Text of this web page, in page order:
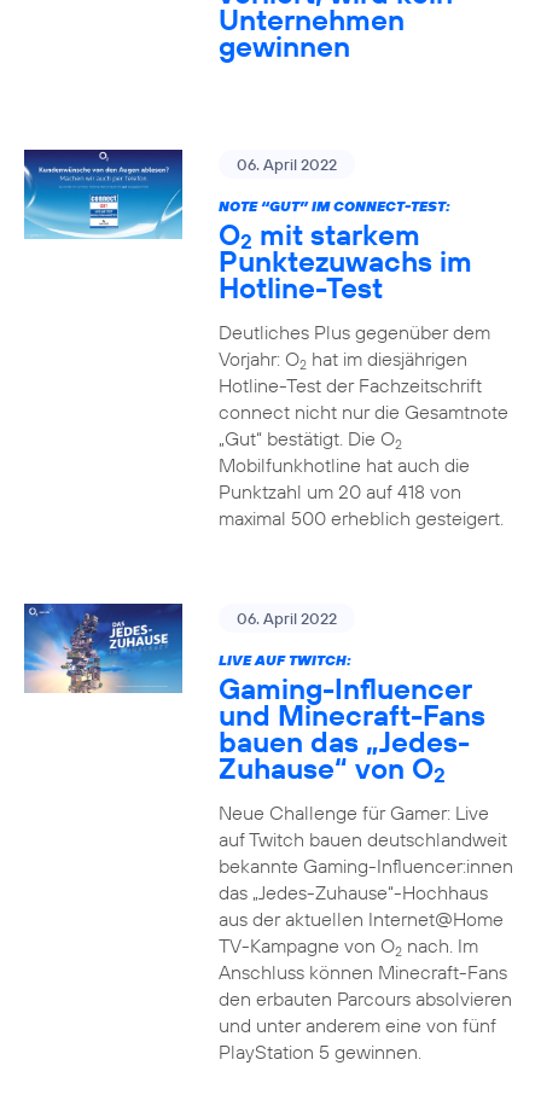
Unternehmen
gewinnen
06. April 2022
NOTE “GUT” IM CONNECT-TEST:
O2 mit starkem
Punktezuwachs im
Hotline-Test
Deutliches Plus gegenüber dem
Vorjahr: O2hat im diesjährigen
Hotline-Test der Fachzeitschrift
connect nicht nur die Gesamtnote
„Gut“ bestätigt. Die O2
Mobilfunkhotline hat auch die
Punktzahl um 20 auf 418 von
maximal 500 erheblich gesteigert.
06. April 2022
LIVE AUF TWITCH:
Gaming-Influencer
und Minecraft-Fans
bauen das „Jedes-
Zuhause“ von O2
Neue Challenge für Gamer: Live
auf Twitch bauen deutschlandweit
bekannte Gaming-Influencer:innen
das „Jedes-Zuhause“-Hochhaus
aus der aktuellen Internet@Home
TV-Kampagne von O2nach. Im
Anschluss können Minecraft-Fans
den erbauten Parcours absolvieren
und unter anderem eine von fünf
PlayStation 5 gewinnen.